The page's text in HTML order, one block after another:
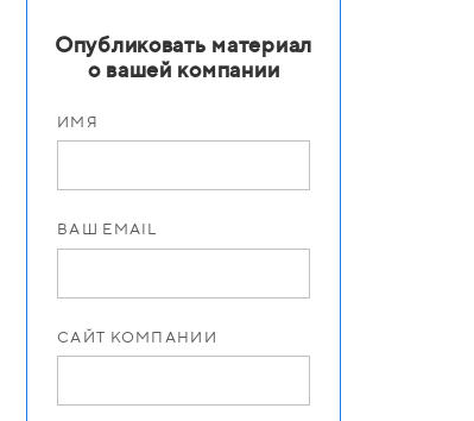
Опубликовать материал
о вашей компании
ИМЯ
ВАШ EMAIL
САЙТ КОМПАНИИ